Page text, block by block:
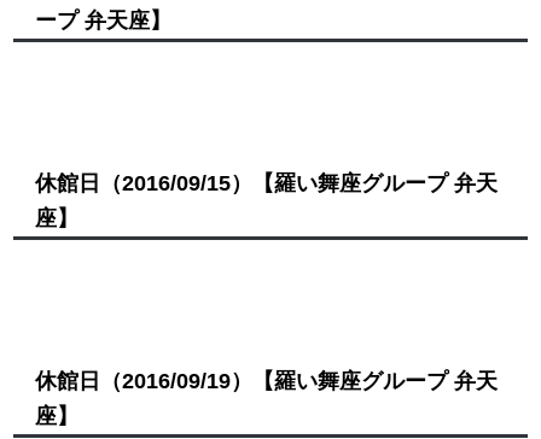
ープ 弁天座】
休館日 （2016/09/15）
【羅い舞座グループ 弁天
座】
休館日 （2016/09/19）
【羅い舞座グループ 弁天
座】